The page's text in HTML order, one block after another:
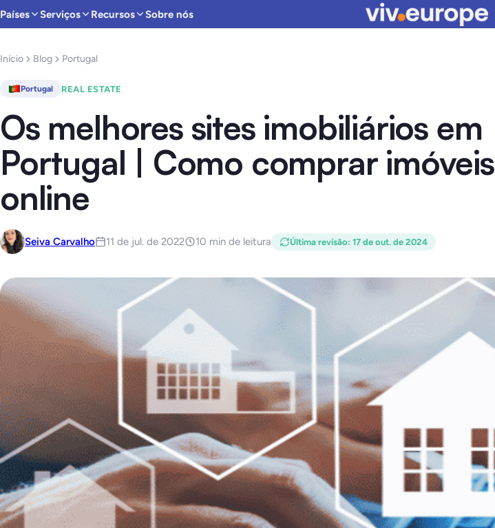
Países Serviços Recursos Sobre nós
Início Blog Portugal
Portugal REAL ESTATE
Os melhores sites imobiliários em
Portugal | Como comprar imóveis
online
Seiva Carvalho 11 de jul. de 2022 10 min de leitura Última revisão: 17 de out. de 2024